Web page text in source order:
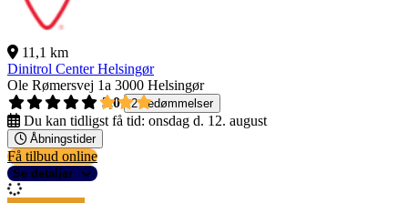
11,1 km
Dinitrol Center Helsingør
Ole Rømersvej 1a 3000 Helsingør
3,0
2 bedømmelser
Du kan tidligst få tid: onsdag d. 12. august
Åbningstider
Få tilbud online
Se detaljer